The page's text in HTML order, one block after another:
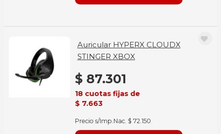
Auricular HYPERX CLOUDX
STINGER XBOX
$ 87.301
18 cuotas fijas de
$ 7.663
Precio s/Imp.Nac. $ 72.150